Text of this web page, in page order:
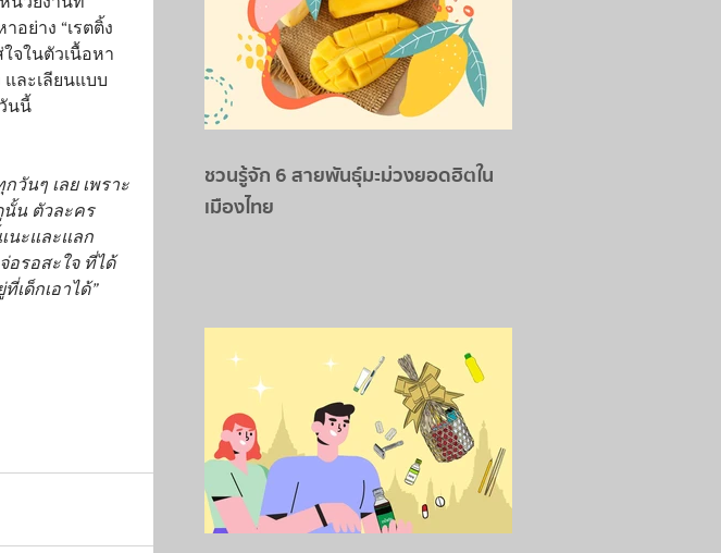
ย่าง “เรตติ้ง
จในตัวเนื้อหา
และเลียนแบบ
นนี้
วันๆ เลย เพราะ
นั้น ตัวละคร
นะและแลก
อรอสะใจ ที่ได้
เด็กเอาได้”
ชวนรู้จัก 6 สายพันธุ์มะม่วงยอดฮิตใน
เมืองไทย